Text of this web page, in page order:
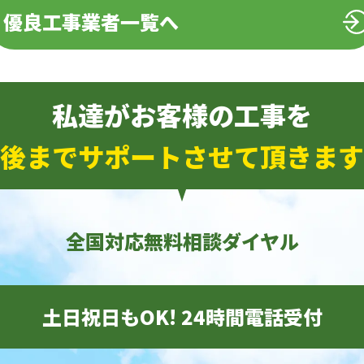
優良工事業者一覧へ
私達がお客様の工事を
までサポートさせて頂きま
全国対応無料相談ダイヤル
土日祝日もOK! 24時間電話受付